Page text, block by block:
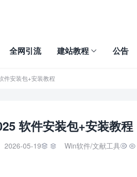
全网引流 建站教程 公告
件安装包+安装教程
软件安装包+安装教程
2026-05-19  Win软件/文献工具 